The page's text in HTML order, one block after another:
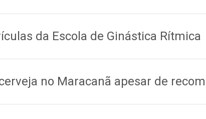
da Escola de Ginástica Rítmica
no Maracanã apesar de